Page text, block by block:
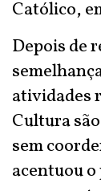
Católico,
Depois de
atividades
Cultura
sem
acentuou